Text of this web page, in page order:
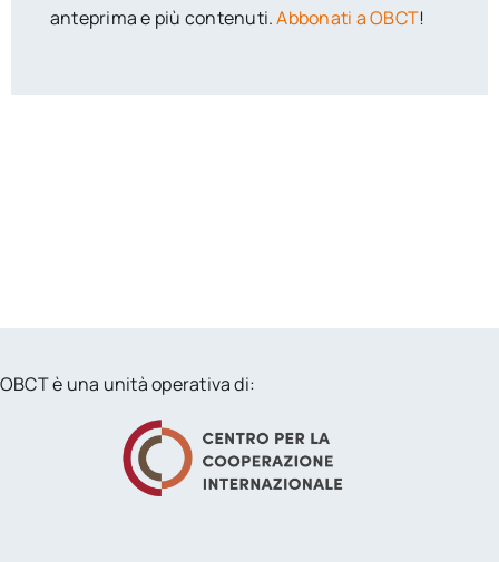
anteprima e più contenuti.Abbonati a OBCT!
OBCT è una unità operativa di: